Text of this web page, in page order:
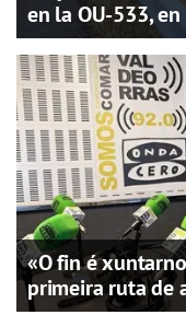
en la OU-533,
«O fin é
primeira ruta de